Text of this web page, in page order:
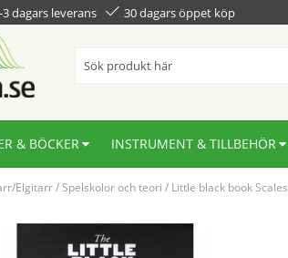
3 dagars leverans 30 dagars öppet köp
& BÖCKER INSTRUMENT & TILLBEHÖR
Elgitarr/Spelskolor och teori / Little black book Scales